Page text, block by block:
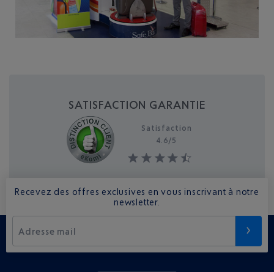
SATISFACTION GARANTIE
Satisfaction
4.6/5
Recevez des offres exclusives en vous inscrivant à notre
newsletter.
Adresse mail